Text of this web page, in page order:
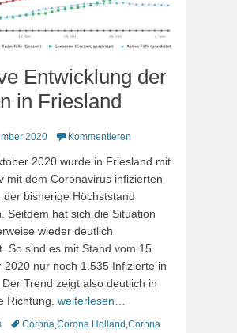
Entwicklung der
in Friesland
2020 Kommentieren
2020 wurde in Friesland mit
mit dem Coronavirus infizierten
der bisherige Höchststand
Seitdem hat sich die Situation
wieder deutlich
So sind es mit Stand vom 15.
2020 nur noch 1.535 Infizierte in
Trend zeigt also deutlich in
Richtung. weiterlesen…
Schlagworte
Corona,Corona Holland ,Corona